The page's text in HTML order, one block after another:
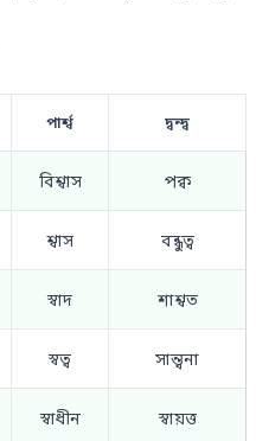
পার্শ্ব দ্বন্দ্ব
বিশ্বাস পক্ব
শ্বাস বন্ধুত্ব
স্বাদ শাশ্বত
স্বত্ব সান্ত্বনা
স্বাধীন স্বায়ত্ত